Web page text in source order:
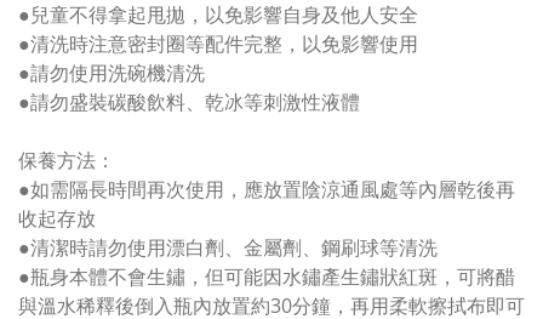
●兒童不得拿起甩拋，以免影響自身及他人安全
●清洗時注意密封圈等配件完整，以免影響使用
●請勿使用洗碗機清洗
●請勿盛裝碳酸飲料、乾冰等刺激性液體
保養方法：
●如需隔長時間再次使用，應放置陰涼通風處等內層乾後再
收起存放
●清潔時請勿使用漂白劑、金屬劑、鋼刷球等清洗
●瓶身本體不會生鏽，但可能因水鏽產生鏽狀紅斑，可將醋
與溫水稀釋後倒入瓶內放置約30分鐘，再用柔軟擦拭布即可